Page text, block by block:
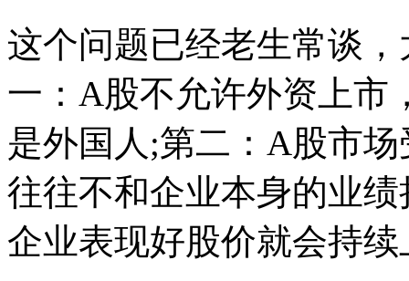
这个问题已经老生常谈
一：A股不允许外资上市
是外国人;第二：A股市
往往不和企业本身的业
企业表现好股价就会持续